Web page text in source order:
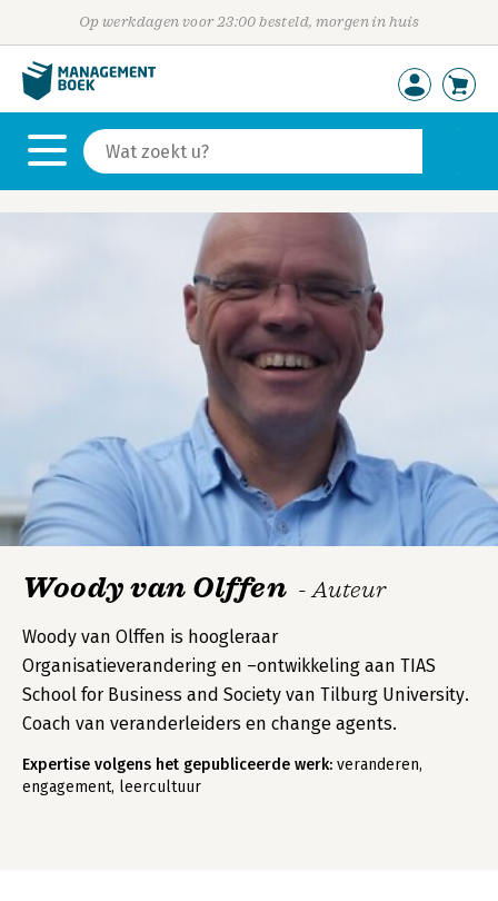
Op werkdagen voor 23:00 besteld, morgen in huis
Woody van Olffen - Auteur
Woody van Olffen is hoogleraar
Organisatieverandering en –ontwikkeling aan TIAS
School for Business and Society van Tilburg University.
Coach van veranderleiders en change agents.
Expertise volgens het gepubliceerde werk: veranderen,
engagement, leercultuur